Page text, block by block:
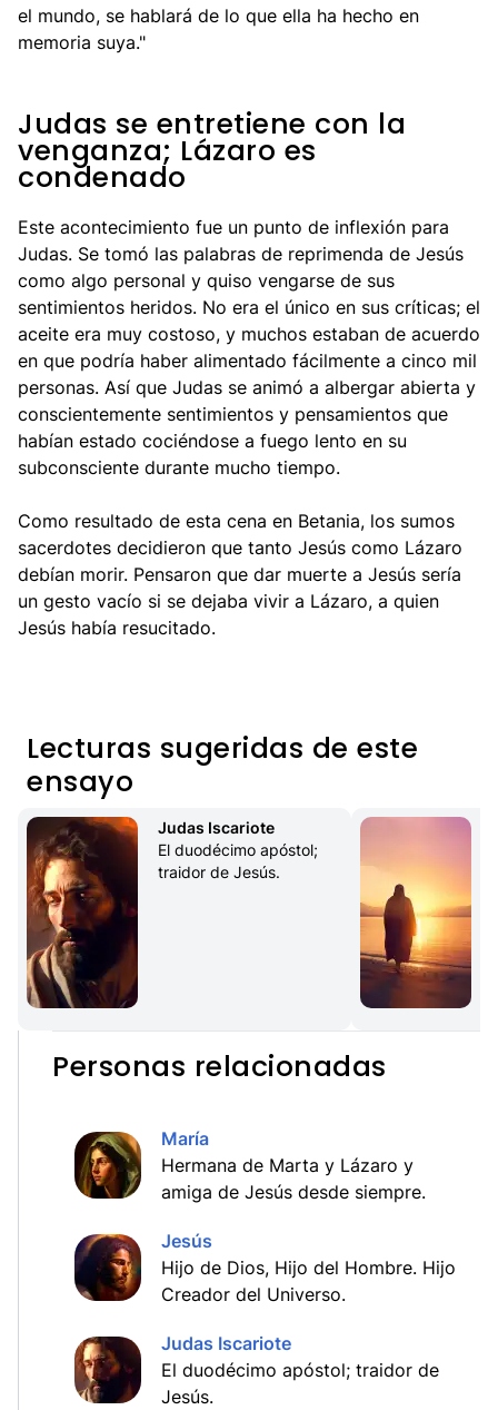
el mundo, se hablará de lo que ella ha hecho en
memoria suya."
Judas se entretiene con la
venganza; Lázaro es
condenado
Este acontecimiento fue un punto de inflexión para
Judas. Se tomó las palabras de reprimenda de Jesús
como algo personal y quiso vengarse de sus
sentimientos heridos. No era el único en sus críticas; el
aceite era muy costoso, y muchos estaban de acuerdo
en que podría haber alimentado fácilmente a cinco mil
personas. Así que Judas se animó a albergar abierta y
conscientemente sentimientos y pensamientos que
habían estado cociéndose a fuego lento en su
subconsciente durante mucho tiempo.
Como resultado de esta cena en Betania, los sumos
sacerdotes decidieron que tanto Jesús como Lázaro
debían morir. Pensaron que dar muerte a Jesús sería
un gesto vacío si se dejaba vivir a Lázaro, a quien
Jesús había resucitado.
Lecturas sugeridas de este
ensayo
Judas Iscariote
El duodécimo apóstol;
traidor de Jesús.
Personas relacionadas
María
Hermana de Marta y Lázaro y
amiga de Jesús desde siempre.
Jesús
Hijo de Dios, Hijo del Hombre. Hijo
Creador del Universo.
Judas Iscariote
El duodécimo apóstol; traidor de
Jesús.